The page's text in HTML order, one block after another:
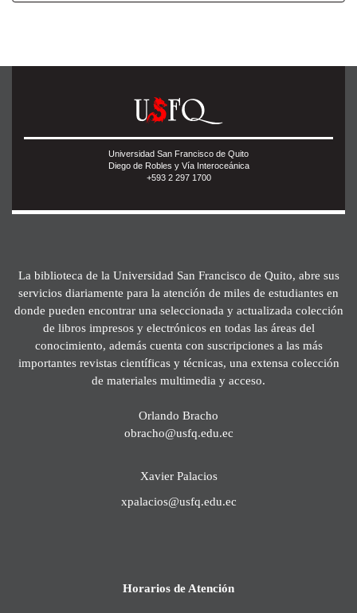
Universidad San Francisco de Quito
Diego de Robles y Vía Interoceánica
+593 2 297 1700
La biblioteca de la Universidad San Francisco de Quito, abre sus
servicios diariamente para la atención de miles de estudiantes en
donde pueden encontrar una seleccionada y actualizada colección
de libros impresos y electrónicos en todas las áreas del
conocimiento, además cuenta con suscripciones a las más
importantes revistas científicas y técnicas, una extensa colección
de materiales multimedia y acceso.
Orlando Bracho
obracho@usfq.edu.ec
Xavier Palacios
xpalacios@usfq.edu.ec
Horarios de Atención